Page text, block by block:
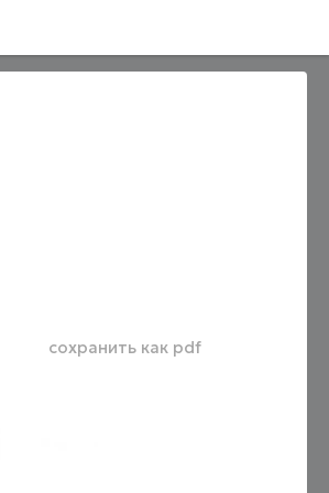
сохранить как pdf